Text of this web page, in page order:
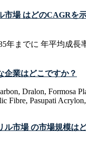
市場 はどのCAGRを
年までに 年平均成長
企業はどこですか？
Dralon, Formosa
Fibre, Pasupati
ル市場 の市場規模は